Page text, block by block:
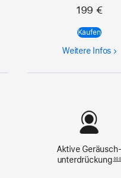
199 €
Kaufen
Weitere Infos
Aktive Geräusch­
unterdrückung ◊◊◊